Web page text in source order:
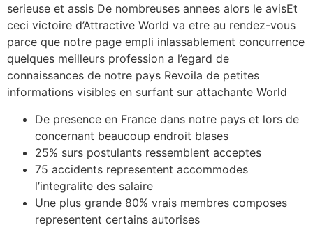
serieuse et assis De nombreuses annees alors le avisEt
ceci victoire d’Attractive World va etre au rendez-vous
parce que notre page empli inlassablement concurrence
quelques meilleurs profession a l’egard de
connaissances de notre pays Revoila de petites
informations visibles en surfant sur attachante World
De presence en France dans notre pays et lors de
concernant beaucoup endroit blases
25% surs postulants ressemblent acceptes
75 accidents representent accommodes
l’integralite des salaire
Une plus grande 80% vrais membres composes
representent certains autorises